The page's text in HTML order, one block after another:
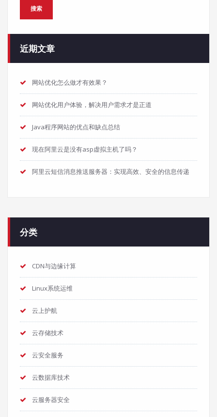
搜索
近期文章
网站优化怎么做才有效果？
网站优化用户体验，解决用户需求才是正道
Java程序网站的优点和缺点总结
现在阿里云是没有asp虚拟主机了吗？
阿里云短信消息推送服务器：实现高效、安全的信息传递
分类
CDN与边缘计算
Linux系统运维
云上护航
云存储技术
云安全服务
云数据库技术
云服务器安全